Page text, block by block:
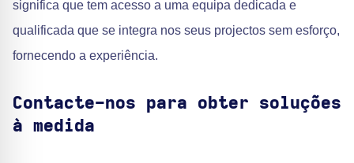
significa que tem acesso a uma equipa dedicada e
qualificada que se integra nos seus projectos sem esforço,
fornecendo a experiência.
Contacte-nos para obter soluções
à medida